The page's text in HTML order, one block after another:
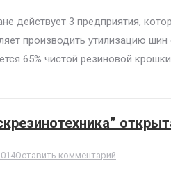
действует 3 предприятия,
производить утилизацию
65% чистой резиновой
Оставить комментарий